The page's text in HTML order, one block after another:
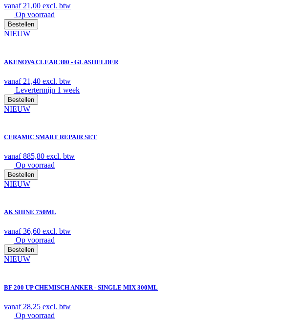
vanaf21,00 excl. btw
Op voorraad
Bestellen
NIEUW
AKENOVA CLEAR 300 - GLASHELDER
vanaf 21,40 excl. btw
Levertermijn 1 week
Bestellen
NIEUW
CERAMIC SMART REPAIR SET
vanaf885,80 excl. btw
Op voorraad
Bestellen
NIEUW
AK SHINE 750ML
vanaf36,60 excl. btw
Op voorraad
Bestellen
NIEUW
BF 200 UP CHEMISCH ANKER - SINGLE MIX 300ML
vanaf 28,25 excl. btw
Op voorraad